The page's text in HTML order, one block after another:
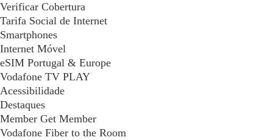
Verificar Cobertura
Tarifa Social de Internet
Smartphones
Internet Móvel
eSIM Portugal & Europe
Vodafone TV PLAY
Acessibilidade
Destaques
Member Get Member
Vodafone Fiber to the Room